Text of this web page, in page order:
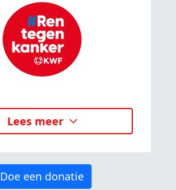
Lees meer
Doe een donatie